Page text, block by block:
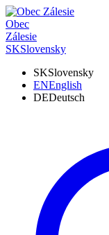
Obec
Zálesie
SKSlovensky
SKSlovensky
ENEnglish
DEDeutsch